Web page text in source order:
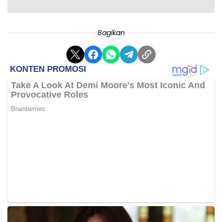
potensi sengketa di kemudian hari.
Kementerian ATR/BPN mengajak masyarakat untuk
segera mengurus alih media sertifikat tanah guna
memastikan keamanan hak kepemilikan mereka.
Dengan sistem elektronik, data kepemilikan tanah
tercatat dengan lebih aman dan dapat diakses
dengan mudah saat dibutuhkan.
Bagikan